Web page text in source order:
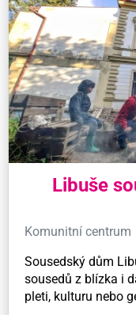
Libuše
Komunitní centrum
Sousedský dům
sousedů z blízka i
pleti, kulturu nebo